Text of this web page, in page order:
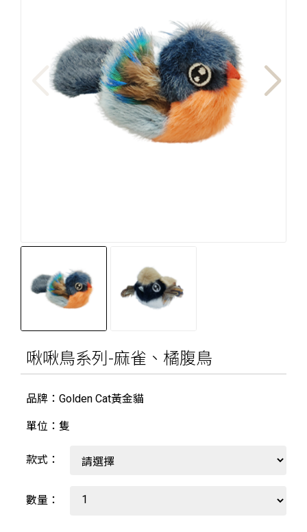
啾啾鳥系列-麻雀、橘腹鳥
品牌：Golden Cat黃金貓
單位：隻
款式：
數量：